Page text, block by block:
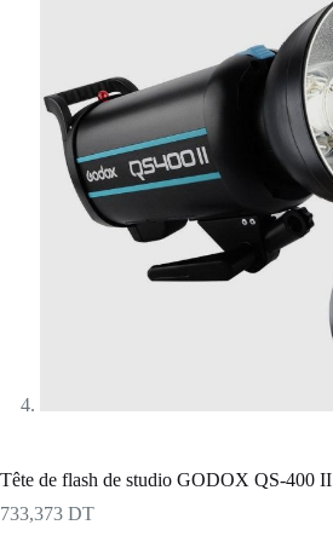
Tête de flash de studio GODOX QS-400 II
733,373 DT